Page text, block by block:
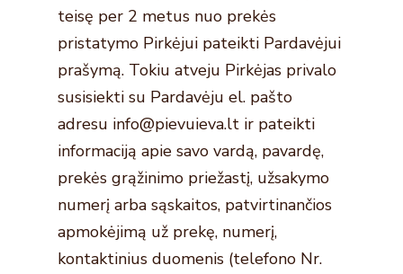
teisę per 2 metus nuo prekės
pristatymo Pirkėjui pateikti Pardavėjui
prašymą. Tokiu atveju Pirkėjas privalo
susisiekti su Pardavėju el. pašto
adresu info@pievuieva.lt ir pateikti
informaciją apie savo vardą, pavardę,
prekės grąžinimo priežastį, užsakymo
numerį arba sąskaitos, patvirtinančios
apmokėjimą už prekę, numerį,
kontaktinius duomenis (telefono Nr.